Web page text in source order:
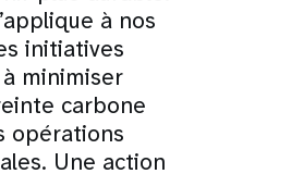
à nos
initiatives
minimiser
carbone
opérations
Une action